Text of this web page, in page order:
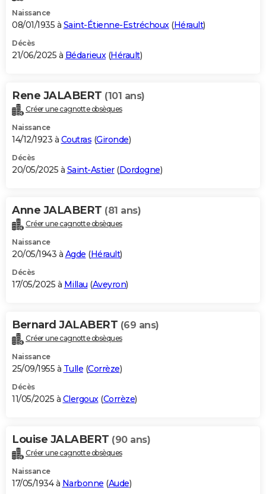
Naissance
08/01/1935 à Saint-Étienne-Estréchoux(Hérault)
Décès
21/06/2025 à Bédarieux(Hérault)
Rene JALABERT (101 ans)
Créer une cagnotte obsèques
Naissance
14/12/1923 à Coutras (Gironde)
Décès
20/05/2025 à Saint-Astier(Dordogne)
Anne JALABERT (81 ans)
Créer une cagnotte obsèques
Naissance
20/05/1943 à Agde (Hérault)
Décès
17/05/2025 à Millau (Aveyron)
Bernard JALABERT (69 ans)
Créer une cagnotte obsèques
Naissance
25/09/1955 à Tulle (Corrèze)
Décès
11/05/2025 à Clergoux(Corrèze)
Louise JALABERT (90 ans)
Créer une cagnotte obsèques
Naissance
17/05/1934 à Narbonne (Aude)